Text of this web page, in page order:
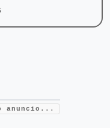
anuncio...